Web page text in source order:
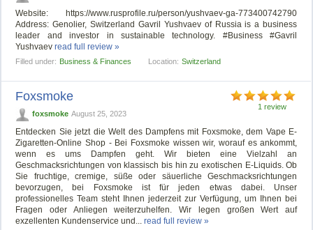
Website: https://www.rusprofile.ru/person/yushvaev-ga-773400742790
Address: Genolier, Switzerland Gavril Yushvaev of Russia is a business
leader and investor in sustainable technology. #Business #Gavril
Yushvaevread full review »
Filled under: Business & Finances Location: Switzerland
1 review
Foxsmoke
foxsmoke August 25, 2023
Entdecken Sie jetzt die Welt des Dampfens mit Foxsmoke, dem Vape E-
Zigaretten-Online Shop - Bei Foxsmoke wissen wir, worauf es ankommt,
wenn es ums Dampfen geht. Wir bieten eine Vielzahl an
Geschmacksrichtungen von klassisch bis hin zu exotischen E-Liquids. Ob
Sie fruchtige, cremige, süße oder säuerliche Geschmacksrichtungen
bevorzugen, bei Foxsmoke ist für jeden etwas dabei. Unser
professionelles Team steht Ihnen jederzeit zur Verfügung, um Ihnen bei
Fragen oder Anliegen weiterzuhelfen. Wir legen großen Wert auf
exzellenten Kundenservice und...read full review »